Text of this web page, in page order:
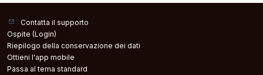
Contatta il supporto
Ospite (Login)
Riepilogo della conservazione dei dati
Ottieni l'app mobile
Passa al tema standard